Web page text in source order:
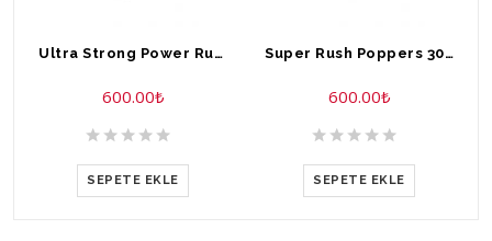
Ultra Strong Power Rush Poppers 30 ml
600.00₺
SEPETE EKLE
Super Rush Poppers 30 ml
600.00₺
SEPETE EKLE